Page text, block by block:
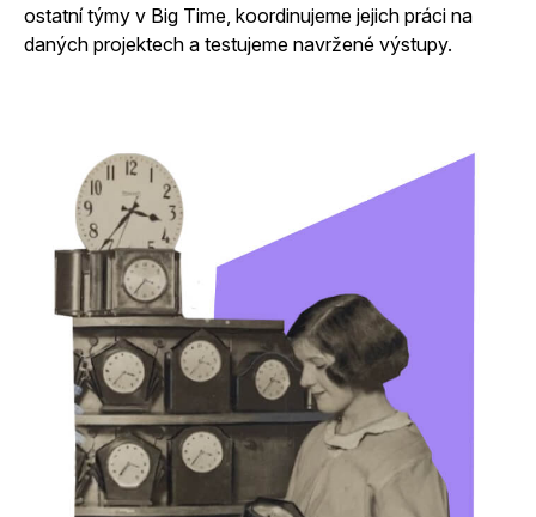
ostatní týmy v Big Time, koordinujeme jejich práci na
daných projektech a testujeme navržené výstupy.